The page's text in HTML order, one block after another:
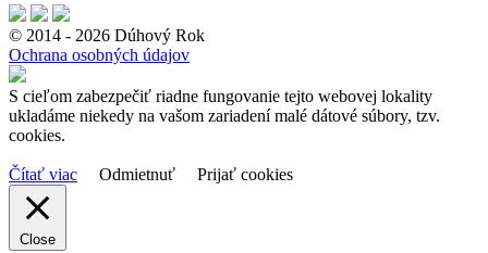
© 2014 - 2026 Dúhový Rok
Ochrana osobných údajov
S cieľom zabezpečiť riadne fungovanie tejto webovej lokality
ukladáme niekedy na vašom zariadení malé dátové súbory, tzv.
cookies.
Čítať viac Odmietnuť Prijať cookies
Close